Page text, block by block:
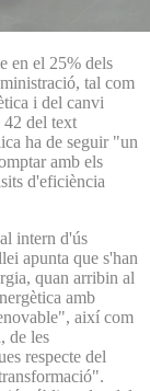
en el 25% dels
tal com
i del canvi
del text
ha de seguir "un
amb els
d'eficiència
intern d'ús
apunta que s'han
quan arribin al
amb
així com
de les
respecte del